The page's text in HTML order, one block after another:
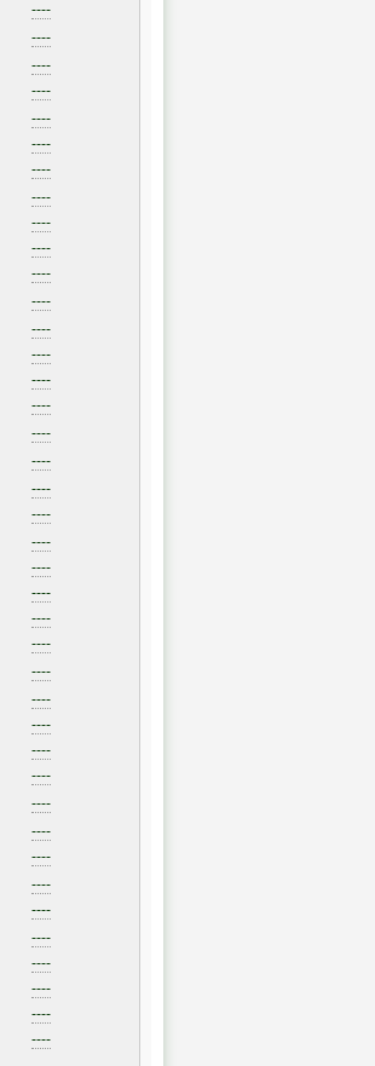
----
----
----
----
----
----
----
----
----
----
----
----
----
----
----
----
----
----
----
----
----
----
----
----
----
----
----
----
----
----
----
----
----
----
----
----
----
----
----
----